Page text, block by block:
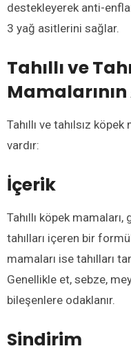
destekleyerek anti-
3 yağ asitlerini sağlar.
Tahıllı ve
Tahıllı ve tahılsız
vardır:
İçerik
Tahıllı köpek
tahılları içeren bir
mamaları ise tahılları
Genellikle et, sebze,
bileşenlere odaklanır.
Sindirim